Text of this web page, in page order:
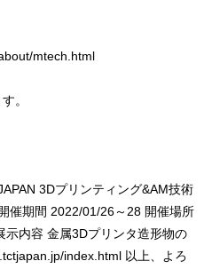
mtech.html
。
3Dプリンティング&AM技術
催期間 2022/01/26～28 開催場所
内容 金属3Dプリンタ造形物の
index.html 以上、よろ